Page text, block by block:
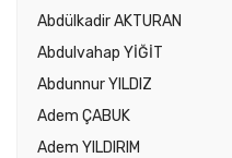
Abdülkadir AKTURAN
Abdulvahap YİĞİT
Abdunnur YILDIZ
Adem ÇABUK
Adem YILDIRIM